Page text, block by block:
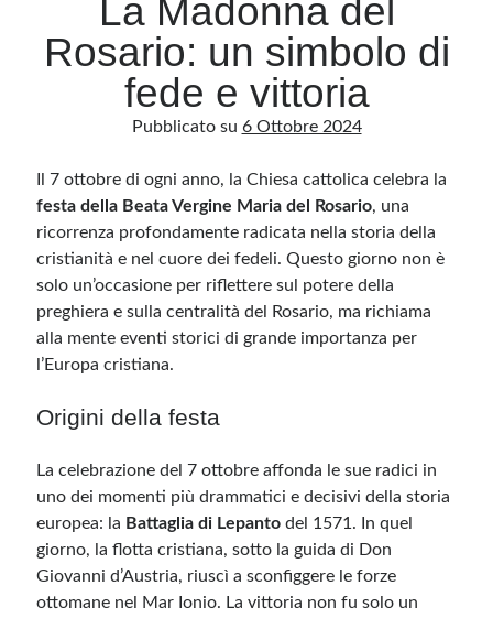
Categorie
Categorie
Questo blog non rappresenta una testata giornalistica, in quanto viene aggiornato
senza alcuna periodicità. Non può pertanto considerarsi un prodotto editoriale ai
sensi della legge n· 62 del 7.03.2001. L’autore non è responsabile di quanto
pubblicato dai lettori nei commenti ai vari post. Saranno comunque cancellati quelli
ritenuti offensivi o lesivi dell’immagine o dell’onorabilità di terzi, di genere spam,
considerate di pubblico dominio. Qualora la loro pubblicazione violasse eventuali
diritti d’autore, vi invito a comunicarlo via e-mail a info[at]dinovalle.it e saranno
Meta
La Madonna del
Rosario: un simbolo di
fede e vittoria
Pubblicato su 6 Ottobre 2024
Il 7 ottobre di ogni anno, la Chiesa cattolica celebra la
festa della Beata Vergine Maria del Rosario, una
ricorrenza profondamente radicata nella storia della
cristianità e nel cuore dei fedeli. Questo giorno non è
solo un’occasione per riflettere sul potere della
preghiera e sulla centralità del Rosario, ma richiama
alla mente eventi storici di grande importanza per
l’Europa cristiana.
Origini della festa
La celebrazione del 7 ottobre affonda le sue radici in
uno dei momenti più drammatici e decisivi della storia
europea: la Battaglia di Lepanto del 1571. In quel
giorno, la flotta cristiana, sotto la guida di Don
Giovanni d’Austria, riuscì a sconfiggere le forze
ottomane nel Mar Ionio. La vittoria non fu solo un